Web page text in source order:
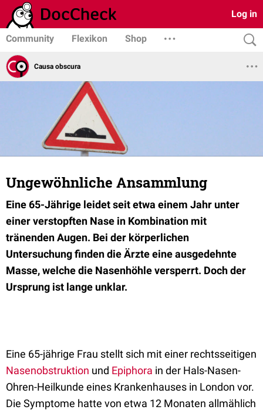
Log in
Community Flexikon Shop
Causa obscura
Ungewöhnliche Ansammlung
Eine 65-Jährige leidet seit etwa einem Jahr unter
einer verstopften Nase in Kombination mit
tränenden Augen. Bei der körperlichen
Untersuchung finden die Ärzte eine ausgedehnte
Masse, welche die Nasenhöhle versperrt. Doch der
Ursprung ist lange unklar.
Eine 65-jährige Frau stellt sich mit einer rechtsseitigen
Nasenobstruktion und Epiphora in der Hals-Nasen-
Ohren-Heilkunde eines Krankenhauses in London vor.
Die Symptome hatte von etwa 12 Monaten allmählich